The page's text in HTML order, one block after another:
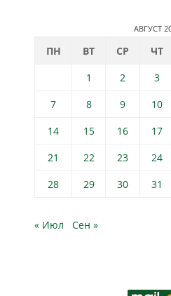
АВГУСТ
ПН ВТ СР ЧТ
1
2 3
7
8 9 10
14
15 16 17
21
22 23 24
28
29 30 31
« Июл Сен »